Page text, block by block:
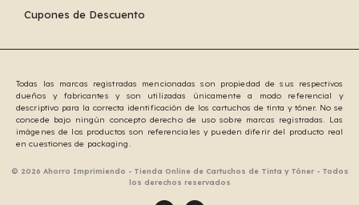
Cupones de Descuento
Todas las marcas registradas mencionadas son propiedad de sus respectivos
dueños y fabricantes y son utilizadas únicamente a modo referencial y
descriptivo para la correcta identificación de los cartuchos de tinta y tóner. No se
concede bajo ningún concepto derecho de uso sobre marcas registradas. Las
imágenes de los productos son referenciales y pueden diferir del producto real
en cuestiones de packaging.
© 2026 Ahorro Imprimiendo - Tienda Online de Cartuchos de Tinta y Tóner - Todos
los derechos reservados